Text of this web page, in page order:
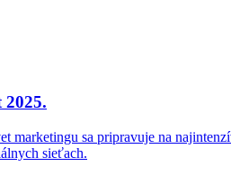
2025.
marketingu sa pripravuje na
sieťach.